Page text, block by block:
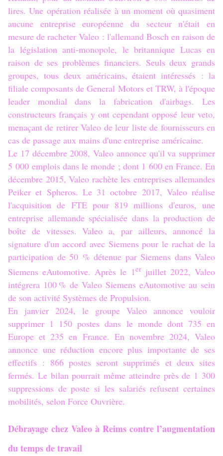
lires. Une opération réalisée à un moment où quasiment
aucune entreprise européenne du secteur n'était en
mesure de racheter Valeo : l'allemand Bosch en raison de
la législation anti-monopole, le britannique Lucas en
raison de ses problèmes financiers. Seuls deux grands
groupes, tous deux américains, étaient intéressés : la
filiale composants de General Motors et TRW, à l'époque
leader mondial dans la fabrication d'airbags. Les
constructeurs français y ont cependant opposé leur veto,
menaçant de retirer Valeo de leur liste de fournisseurs en
cas de passage aux mains d'une entreprise américaine.
Le 17 décembre 2008, Valeo annonce qu'il va supprimer
5 000 emplois dans le monde ; dont 1 600 en France. En
décembre 2015, Valeo rachète les entreprises allemandes
Peiker et Spheros. Le 31 octobre 2017, Valeo réalise
l'acquisition de FTE pour 819 millions d'euros, une
entreprise allemande spécialisée dans la production de
boîte de vitesses. Valeo a, par ailleurs, annoncé la
signature d'un accord avec Siemens pour le rachat de la
participation de 50 % détenue par Siemens dans Valeo
Siemens eAutomotive. Après le 1erjuillet 2022, Valeo
intégrera 100 % de Valeo Siemens eAutomotive au sein
de son activité Systèmes de Propulsion.
En janvier 2024, le groupe Valeo annonce vouloir
supprimer 1 150 postes dans le monde dont 735 en
Europe et 235 en France. En novembre 2024, Valeo
annonce une réduction encore plus importante de ses
effectifs : 866 postes seront supprimés et deux sites
fermés. Le bilan pourrait même atteindre près de 1 300
suppressions de poste si les salariés refusent certaines
mobilités, selon Force Ouvrière.
Débrayage chez Valeo à Reims contre l’augmentation
du temps de travail